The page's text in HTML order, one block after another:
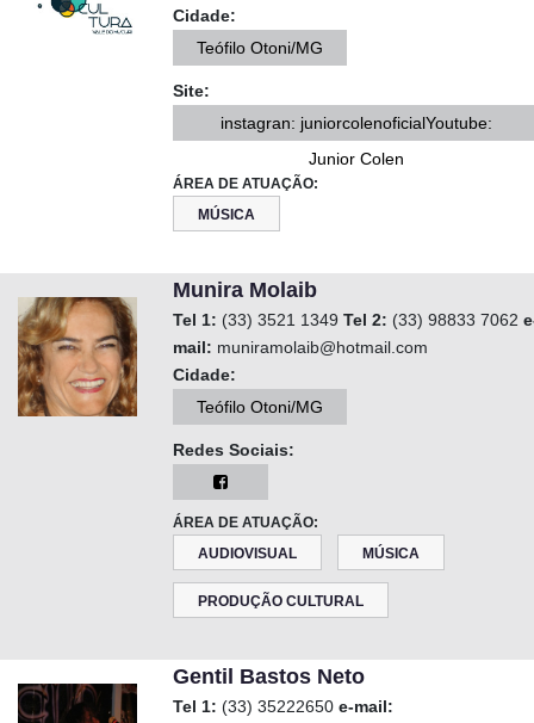
Cidade:
Teófilo Otoni/MG
Site:
instagran: juniorcolenoficialYoutube:
Junior Colen
ÁREA DE ATUAÇÃO:
MÚSICA
Munira Molaib
Tel 1: (33) 3521 1349 Tel 2: (33) 98833 7062
mail: muniramolaib@hotmail.com
Cidade:
Teófilo Otoni/MG
Redes Sociais:
ÁREA DE ATUAÇÃO:
AUDIOVISUAL
MÚSICA
PRODUÇÃO CULTURAL
Gentil Bastos Neto
Tel 1: (33) 35222650 e-mail: